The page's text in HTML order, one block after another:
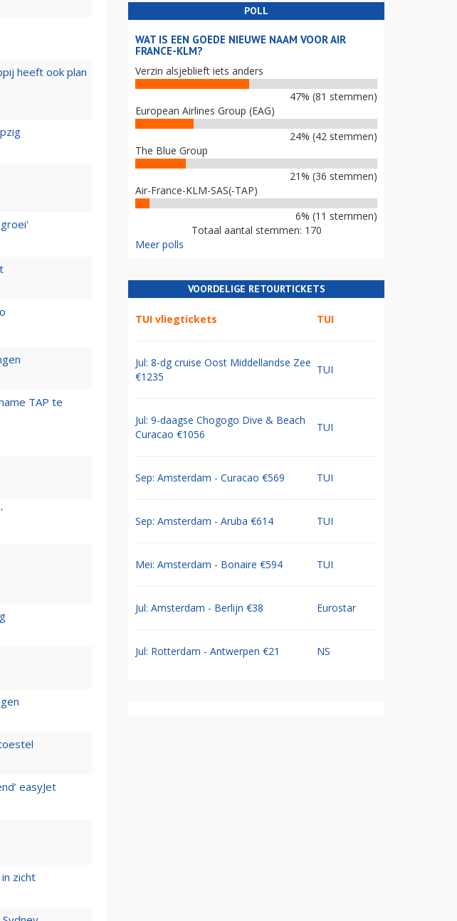
heeft ook plan
TAP te
easyJet
zicht
POLL
WAT IS EEN GOEDE NIEUWE NAAM VOOR AIR
FRANCE-KLM?
Verzin alsjeblieft iets anders
47% (81 stemmen)
European Airlines Group (EAG)
24% (42 stemmen)
The Blue Group
21% (36 stemmen)
Air-France-KLM-SAS(-TAP)
6% (11 stemmen)
Totaal aantal stemmen: 170
Meer polls
VOORDELIGE RETOURTICKETS
TUI vliegtickets TUI
Jul: 8-dg cruise Oost Middellandse Zee
€1235
TUI
Jul: 9-daagse Chogogo Dive & Beach
Curacao €1056
TUI
Sep: Amsterdam - Curacao €569 TUI
Sep: Amsterdam - Aruba €614 TUI
Mei: Amsterdam - Bonaire €594 TUI
Jul: Amsterdam - Berlijn €38 Eurostar
Jul: Rotterdam - Antwerpen €21 NS